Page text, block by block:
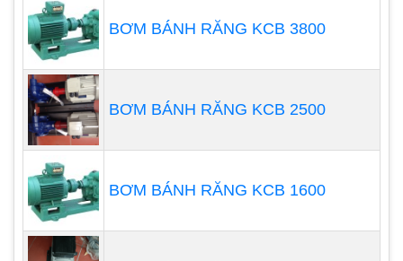
Máy bơm ly tâm của chúng tôi được sử dụng để
bơm tất cả các loại chất lỏng có độ nhớt thấp ở áp
suất vừa phải. Nó cũng có thể dễ dàng xử lý chất
lỏng có tỷ lệ chất rắn lơ lửng cao trong chúng.
BƠM BÁNH RĂNG KCB 3800
BƠM BÁNH RĂNG KCB 2500
BƠM BÁNH RĂNG KCB 1600